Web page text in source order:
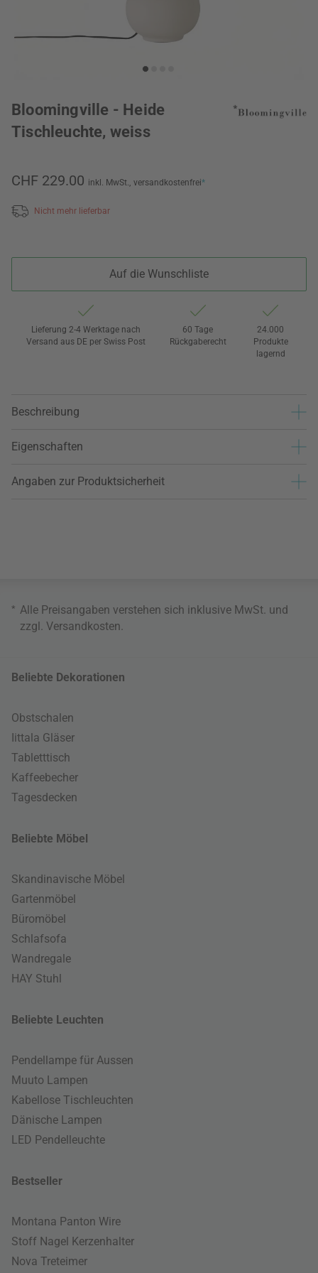
Bloomingville - Heide
Tischleuchte, weiss
CHF 229.00 inkl. MwSt., versandkostenfrei*
Nicht mehr lieferbar
Auf die Wunschliste
Lieferung 2-4 Werktage nach
Versand aus DE per Swiss Post
60 Tage
Rückgaberecht
24.000
Produkte
lagernd
Beschreibung
Eigenschaften
Angaben zur Produktsicherheit
* Alle Preisangaben verstehen sich inklusive MwSt. und
zzgl. Versandkosten
Beliebte Dekorationen
Obstschalen
Iittala Gläser
Tabletttisch
Kaffeebecher
Tagesdecken
Beliebte Möbel
Skandinavische Möbel
Gartenmöbel
Büromöbel
Schlafsofa
Wandregale
HAY Stuhl
Beliebte Leuchten
Pendellampe für Aussen
Muuto Lampen
Kabellose Tischleuchten
Dänische Lampen
LED Pendelleuchte
Bestseller
Montana Panton Wire
Stoff Nagel Kerzenhalter
Nova Treteimer